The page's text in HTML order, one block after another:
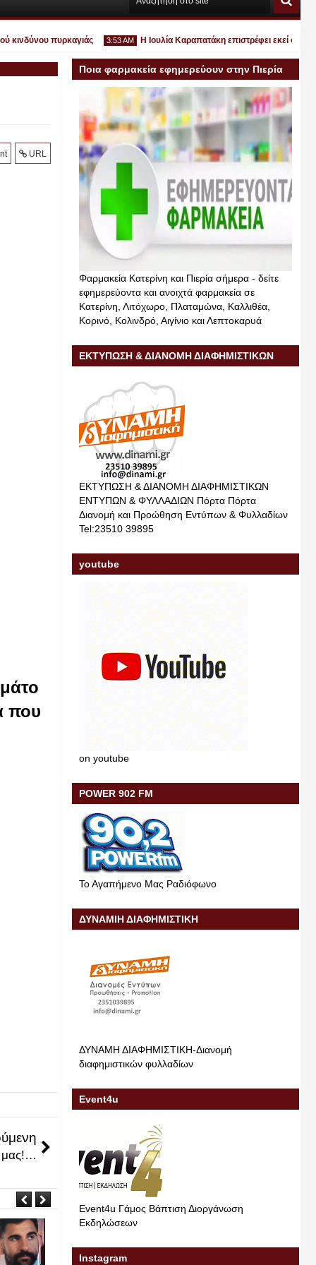
πυρκαγιάς 3:53 AM
30 2026
Η Ιουλία Καραπατάκη επιστρέφει εκεί όπου
URL
που
μας!…
Ποια φαρμακεία εφημερεύουν στην Πιερία
σήμερα
Φαρμακεία Κατερίνη και Πιερία σήμερα - δείτε
εφημερεύοντα και ανοιχτά φαρμακεία σε
Κατερίνη, Λιτόχωρο, Πλαταμώνα, Καλλιθέα,
Κορινό, Κολινδρό, Αιγίνιο και Λεπτοκαρυά
ΕΚΤΥΠΩΣΗ & ΔΙΑΝΟΜΗ ΔΙΑΦΗΜΙΣΤΙΚΩΝ
ΕΚΤΥΠΩΣΗ & ΔΙΑΝΟΜΗ ΔΙΑΦΗΜΙΣΤΙΚΩΝ
ΕΝΤΥΠΩΝ & ΦΥΛΛΑΔΙΩΝ Πόρτα Πόρτα
Διανομή και Προώθηση Εντύπων & Φυλλαδίων
Tel:23510 39895
youtube
on youtube
POWER 902 FM
Το Αγαπήμενο Μας Ραδιόφωνο
ΔΥΝΑΜΙΗ ΔΙΑΦΗΜΙΣΤΙΚΗ
ΔΥΝΑΜΗ ΔΙΑΦΗΜΙΣΤΙΚΗ-Διανομή
διαφημιστικών φυλλαδίων
Event4u
Event4u Γάμος Βάπτιση Διοργάνωση
Εκδηλώσεων
Instagram